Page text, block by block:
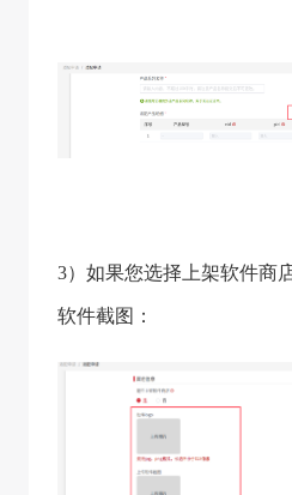
3）如果您选择上架软件商
软件截图：